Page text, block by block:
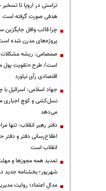
تراستی در اروپا تا
هدفی صورت گرفته است
چرا قالب وافل
پروژه‌های مدرن شده
صمصامی: ریشه مشکلات
است/ طرح «تقویت پول
اقتصادی رأی نیاورد
جهاد اسلامی: اسرائیل با
نسل‌کشی و کوچ اجباری
می‌دهد
دفتر رهبر انقلاب: تنها
اطلاع‌رسانی دفتر و دفتر
انقلاب است
تمدید همه مجوزها و
شهریور؛ بخشنامه جدید
مدالِ اعتماد؛ روایت